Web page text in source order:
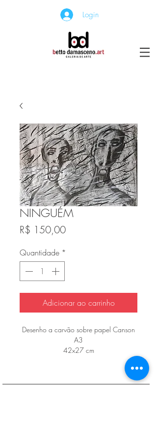
Login
NINGUÉM
R$ 150,00Preço
Quantidade *
Adicionar ao carrinho
Desenho a carvão sobre papel Canson
A3
42x27 cm